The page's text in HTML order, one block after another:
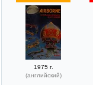
1975 г.
(английский)